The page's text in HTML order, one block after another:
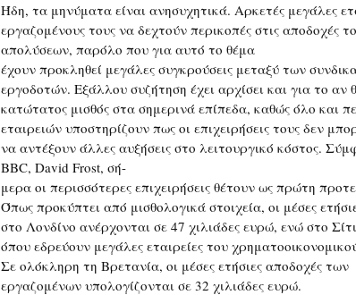
Ήδη, τα μηνύματα είναι ανησυχητικά. Αρκετές μεγάλες
εργαζομένους τους να δεχτούν περικοπές στις αποδοχές
απολύσεων, παρόλο που για αυτό το θέμα
έχουν προκληθεί μεγάλες συγκρούσεις μεταξύ των
εργοδοτών. Εξάλλου συζήτηση έχει αρχίσει και για το αν
κατώτατος μισθός στα σημερινά επίπεδα, καθώς όλο και
εταιρειών υποστηρίζουν πως οι επιχειρήσεις τους δεν
να αντέξουν άλλες αυξήσεις στο λειτουργικό κόστος.
BBC, David Frost, σή-
μερα οι περισσότερες επιχειρήσεις θέτουν ως πρώτη
Όπως προκύπτει από μισθολογικά στοιχεία, οι μέσες
στο Λονδίνο ανέρχονται σε 47 χιλιάδες ευρώ, ενώ στο
όπου εδρεύουν μεγάλες εταιρείες του
Σε ολόκληρη τη Βρετανία, οι μέσες ετήσιες αποδοχές των
εργαζομένων υπολογίζονται σε 32 χιλιάδες ευρώ.